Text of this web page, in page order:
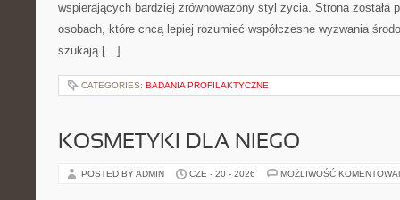
wspierających bardziej zrównoważony styl życia. Strona została
osobach, które chcą lepiej rozumieć współczesne wyzwania
szukają […]
CATEGORIES: BADANIA PROFILAKTYCZNE
KOSMETYKI DLA NIEGO
POSTED BY ADMIN CZE - 20 - 2026 MOŻLIWOŚĆ